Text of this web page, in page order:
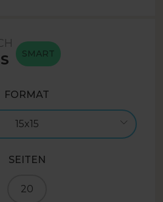
SMART
FORMAT
15x15
SEITEN
20